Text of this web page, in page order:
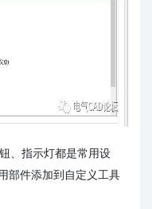
、指示灯都是常用设
部件添加到自定义工具